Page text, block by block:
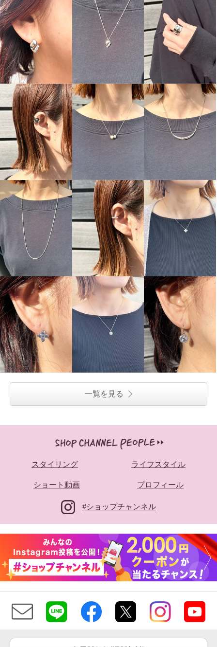
一覧を見る
スタイリング ライフスタイル
ショート動画 プロフィール
#ショップチャンネル